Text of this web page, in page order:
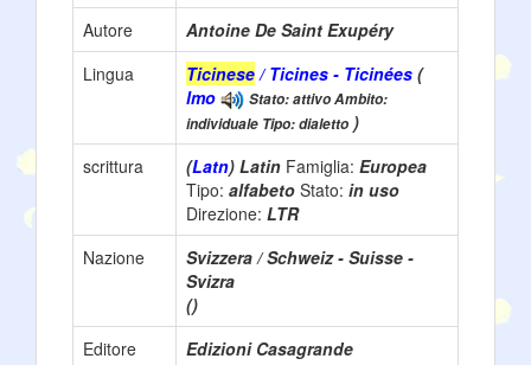
Autore
Antoine De Saint Exupéry
Lingua
Ticinese/ Ticines - Ticinées (
lmo
Stato: attivo Ambito:
individuale Tipo: dialetto )
scrittura
(Latn) Latin Famiglia: Europea
Tipo: alfabeto Stato: in uso
Direzione: LTR
Nazione
Svizzera / Schweiz - Suisse -
Svizra
()
Editore
Edizioni Casagrande